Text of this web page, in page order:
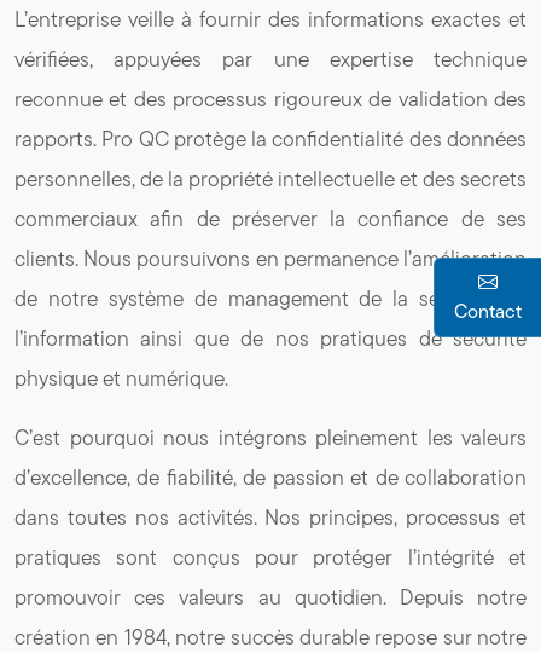
L’entreprise veille à fournir des informations exactes et
vérifiées, appuyées par une expertise technique
reconnue et des processus rigoureux de validation des
rapports. Pro QC protège la confidentialité des données
personnelles, de la propriété intellectuelle et des secrets
commerciaux afin de préserver la confiance de ses
clients. Nous poursuivons en permanence l’amélioration
de notre système de management de la sécurité de
l’information ainsi que de nos pratiques de sécurité
physique et numérique.
C’est pourquoi nous intégrons pleinement les valeurs
d’excellence, de fiabilité, de passion et de collaboration
dans toutes nos activités. Nos principes, processus et
pratiques sont conçus pour protéger l’intégrité et
promouvoir ces valeurs au quotidien. Depuis notre
création en 1984, notre succès durable repose sur notre
Contact